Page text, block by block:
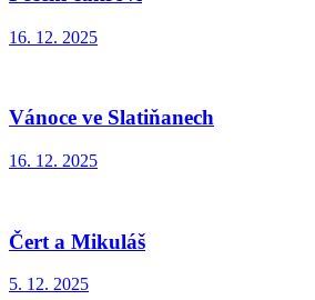
16. 12. 2025
Vánoce ve Slatiňanech
16. 12. 2025
Čert a Mikuláš
5. 12. 2025